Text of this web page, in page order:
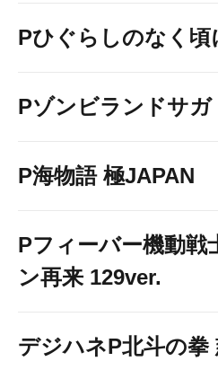
Pひぐらしのなく頃
Pゾンビランドサガ
P海物語 極JAPAN
Pフィーバー機動
ン再来 129ver.
デジハネP北斗の拳